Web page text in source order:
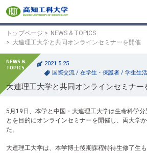
ッ
ン
テ
トップページ
NEWS & TOPICS
大連理工大学と共同オンラインセミナーを開催
2021.5.25
国際交流 / 在学生・保護者 / 学生生活
大連理工大学と共同オンラインセミナー
5月19日、本学と中国・大連理工大学は生命科学
とを目的にオンラインセミナーを開催し、両大学
た。
大連理工大学は、本学博士後期課程特待生修了生